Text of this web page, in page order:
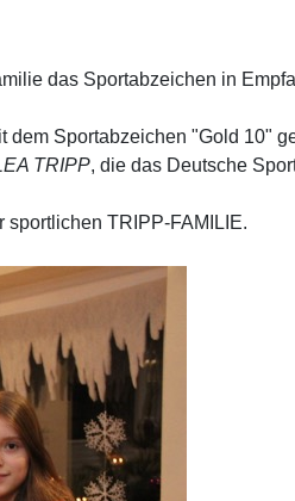
das Sportabzeichen in
dem Sportabzeichen "Gold 10"
TRIPP, die das Deutsche
sportlichen TRIPP-FAMILIE.